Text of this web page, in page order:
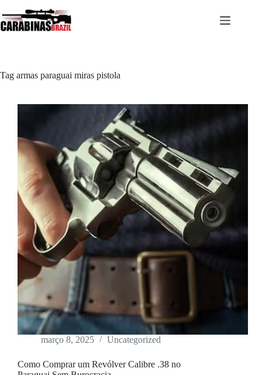
para
o
Tag armas paraguai miras pistola
março 8, 2025 Uncategorized
Como Comprar um Revólver Calibre .38 no